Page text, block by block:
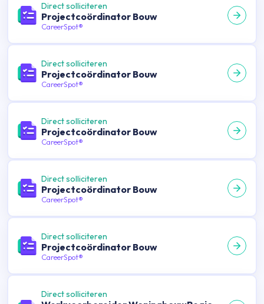
Direct solliciteren
Projectcoördinator Bouw
CareerSpot®
Direct solliciteren
Projectcoördinator Bouw
CareerSpot®
Direct solliciteren
Projectcoördinator Bouw
CareerSpot®
Direct solliciteren
Projectcoördinator Bouw
CareerSpot®
Direct solliciteren
Projectcoördinator Bouw
CareerSpot®
Direct solliciteren